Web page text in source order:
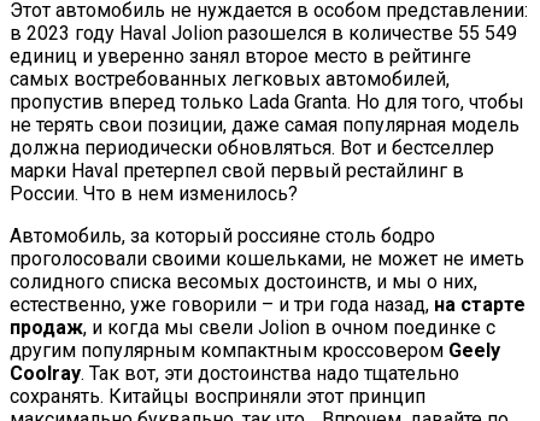
Этот автомобиль не нуждается в особом представлении:
в 2023 году Haval Jolion разошелся в количестве 55 549
единиц и уверенно занял второе место в рейтинге
самых востребованных легковых автомобилей,
пропустив вперед только Lada Granta. Но для того, чтобы
не терять свои позиции, даже самая популярная модель
должна периодически обновляться. Вот и бестселлер
марки Haval претерпел свой первый рестайлинг в
России. Что в нем изменилось?
Автомобиль, за который россияне столь бодро
проголосовали своими кошельками, не может не иметь
солидного списка весомых достоинств, и мы о них,
естественно, уже говорили – и три года назад, на старте
продаж, и когда мы свели Jolion в очном поединке с
другим популярным компактным кроссовером Geely
Coolray. Так вот, эти достоинства надо тщательно
сохранять. Китайцы восприняли этот принцип